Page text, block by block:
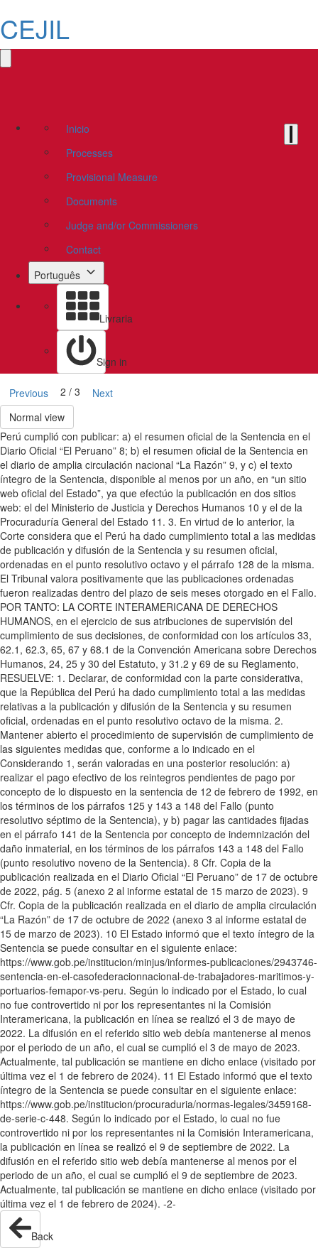
CEJIL
Inicio
Processes
Provisional Measure
Documents
Judge and/or Commissioners
Contact
Português
Livraria
Sign in
Previous 2 / 3
Next
Normal view
Perú cumplió con publicar: a) el resumen oficial de la Sentencia en el
Diario Oficial “El Peruano” 8; b) el resumen oficial de la Sentencia en
el diario de amplia circulación nacional “La Razón” 9, y c) el texto
íntegro de la Sentencia, disponible al menos por un año, en “un sitio
web oficial del Estado”, ya que efectúo la publicación en dos sitios
web: el del Ministerio de Justicia y Derechos Humanos 10 y el de la
Procuraduría General del Estado 11. 3. En virtud de lo anterior, la
Corte considera que el Perú ha dado cumplimiento total a las medidas
de publicación y difusión de la Sentencia y su resumen oficial,
ordenadas en el punto resolutivo octavo y el párrafo 128 de la misma.
El Tribunal valora positivamente que las publicaciones ordenadas
fueron realizadas dentro del plazo de seis meses otorgado en el Fallo.
POR TANTO: LA CORTE INTERAMERICANA DE DERECHOS
HUMANOS, en el ejercicio de sus atribuciones de supervisión del
cumplimiento de sus decisiones, de conformidad con los artículos 33,
62.1, 62.3, 65, 67 y 68.1 de la Convención Americana sobre Derechos
Humanos, 24, 25 y 30 del Estatuto, y 31.2 y 69 de su Reglamento,
RESUELVE: 1. Declarar, de conformidad con la parte considerativa,
que la República del Perú ha dado cumplimiento total a las medidas
relativas a la publicación y difusión de la Sentencia y su resumen
oficial, ordenadas en el punto resolutivo octavo de la misma. 2.
Mantener abierto el procedimiento de supervisión de cumplimiento de
las siguientes medidas que, conforme a lo indicado en el
Considerando 1, serán valoradas en una posterior resolución: a)
realizar el pago efectivo de los reintegros pendientes de pago por
concepto de lo dispuesto en la sentencia de 12 de febrero de 1992, en
los términos de los párrafos 125 y 143 a 148 del Fallo (punto
resolutivo séptimo de la Sentencia), y b) pagar las cantidades fijadas
en el párrafo 141 de la Sentencia por concepto de indemnización del
daño inmaterial, en los términos de los párrafos 143 a 148 del Fallo
(punto resolutivo noveno de la Sentencia). 8 Cfr. Copia de la
publicación realizada en el Diario Oficial “El Peruano” de 17 de octubre
de 2022, pág. 5 (anexo 2 al informe estatal de 15 marzo de 2023). 9
Cfr. Copia de la publicación realizada en el diario de amplia circulación
“La Razón” de 17 de octubre de 2022 (anexo 3 al informe estatal de
15 de marzo de 2023). 10 El Estado informó que el texto íntegro de la
Sentencia se puede consultar en el siguiente enlace:
https://www.gob.pe/institucion/minjus/informes-publicaciones/2943746-
sentencia-en-el-casofederacionnacional-de-trabajadores-maritimos-y-
portuarios-femapor-vs-peru. Según lo indicado por el Estado, lo cual
no fue controvertido ni por los representantes ni la Comisión
Interamericana, la publicación en línea se realizó el 3 de mayo de
2022. La difusión en el referido sitio web debía mantenerse al menos
por el periodo de un año, el cual se cumplió el 3 de mayo de 2023.
Actualmente, tal publicación se mantiene en dicho enlace (visitado por
última vez el 1 de febrero de 2024). 11 El Estado informó que el texto
íntegro de la Sentencia se puede consultar en el siguiente enlace:
https://www.gob.pe/institucion/procuraduria/normas-legales/3459168-
de-serie-c-448. Según lo indicado por el Estado, lo cual no fue
controvertido ni por los representantes ni la Comisión Interamericana,
la publicación en línea se realizó el 9 de septiembre de 2022. La
difusión en el referido sitio web debía mantenerse al menos por el
periodo de un año, el cual se cumplió el 9 de septiembre de 2023.
Actualmente, tal publicación se mantiene en dicho enlace (visitado por
última vez el 1 de febrero de 2024). -2-
Back